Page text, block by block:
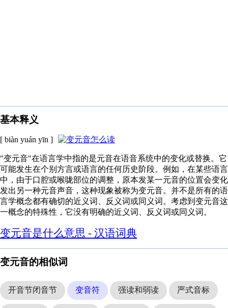
基本释义
[ biàn yuán yīn ]
"变元音"在语言学中指的是元音在语音系统中的变化或替换。它
可能发生在个别方言或语言的任何历史阶段。例如，在某些语言
中，由于口腔或喉咙部位的调整，原本发某一元音的位置会变化
发出另一种元音声音，这种现象被称为变元音。并不是所有的语
言学概念都有确切的近义词、反义词或同义词。考虑到变元音这
一概念的特殊性，它没有明确的近义词、反义词或同义词。
变元音是什么意思 - 汉语词典
变元音的相似词
开音节闭音节 变音符 强读和弱读 严式音标